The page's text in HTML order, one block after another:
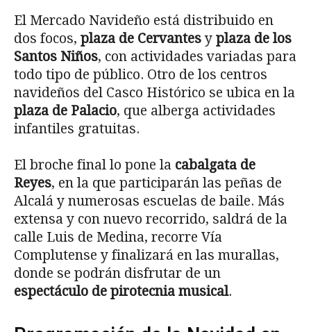
El Mercado Navideño está distribuido en
dos focos, plaza de Cervantesy plaza de los
Santos Niños, con actividades variadas para
todo tipo de público. Otro de los centros
navideños del Casco Histórico se ubica en la
plaza de Palacio, que alberga actividades
infantiles gratuitas.
El broche final lo pone la cabalgata de
Reyes, en la que participarán las peñas de
Alcalá y numerosas escuelas de baile. Más
extensa y con nuevo recorrido, saldrá de la
calle Luis de Medina, recorre Vía
Complutense y finalizará en las murallas,
donde se podrán disfrutar de un
espectáculo de pirotecnia musical.